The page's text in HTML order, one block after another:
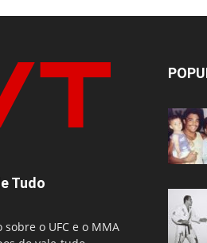
Tudo
o UFC e o MMA